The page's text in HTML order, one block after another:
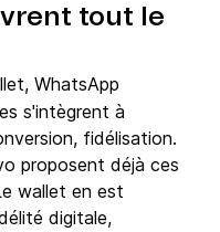
tout le
WhatsApp
s'intègrent à
fidélisation.
proposent déjà ces
wallet en est
digitale,